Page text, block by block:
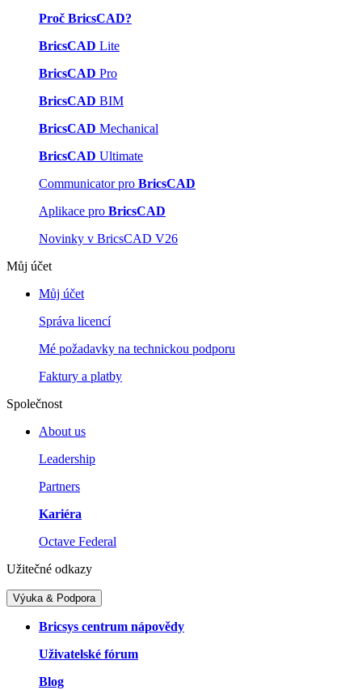
Proč BricsCAD?
BricsCAD Lite
BricsCAD Pro
BricsCAD BIM
BricsCAD Mechanical
BricsCAD Ultimate
Communicator pro BricsCAD
Aplikace pro BricsCAD
Novinky v BricsCAD V26
Můj účet
Můj účet
Správa licencí
Mé požadavky na technickou podporu
Faktury a platby
Společnost
About us
Leadership
Partners
Kariéra
Octave Federal
Užitečné odkazy
Výuka & Podpora
Bricsys centrum nápovědy
Uživatelské fórum
Blog